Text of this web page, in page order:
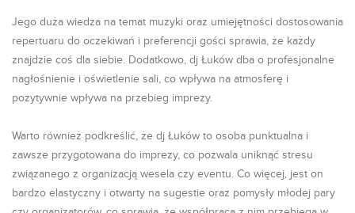
Jego duża wiedza na temat muzyki oraz umiejętności dostosowania
repertuaru do oczekiwań i preferencji gości sprawia, że każdy
znajdzie coś dla siebie. Dodatkowo, dj Łuków dba o profesjonalne
nagłośnienie i oświetlenie sali, co wpływa na atmosferę i
pozytywnie wpływa na przebieg imprezy.
Warto również podkreślić, że dj Łuków to osoba punktualna i
zawsze przygotowana do imprezy, co pozwala uniknąć stresu
związanego z organizacją wesela czy eventu. Co więcej, jest on
bardzo elastyczny i otwarty na sugestie oraz pomysły młodej pary